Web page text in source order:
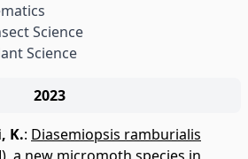
Science
Science
2023
K.: Diasemiopsis ramburialis